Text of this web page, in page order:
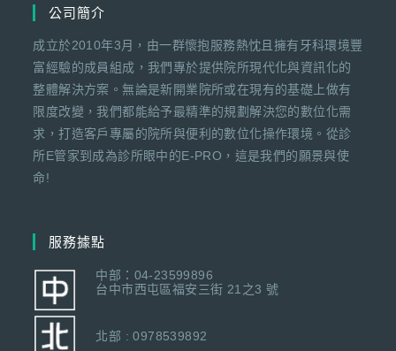
公司簡介
成立於2010年3月，由一群懷抱服務熱忱且擁有牙科環境豐
富經驗的成員組成，我們專於提供院所現代化與資訊化的
整體解決方案。無論是新開業院所或在現有的基礎上做有
限度改變，我們都能給予最精準的規劃解決您的數位化需
求，打造客戶專屬的院所與便利的數位化操作環境。從診
所E管家到成為診所眼中的E-PRO，這是我們的願景與使
命!
服務據點
中部：04-23599896
台中市西屯區福安三街 21之3 號
北部 : 0978539892